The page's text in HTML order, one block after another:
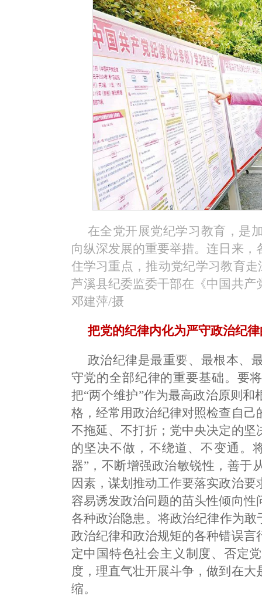
在全党开展党纪学习教育，是
向纵深发展的重要举措。连日来
住学习重点，推动党纪学习教育
芦溪县纪委监委干部在《中国共
邓建萍/摄
把党的纪律内化为严守政治纪
政治纪律是最重要、最根本、
守党的全部纪律的重要基础。要
把“两个维护”作为最高政治原则
格，经常用政治纪律对照检查自
不拖延、不打折；党中央决定的
的坚决不做，不绕道、不变通。
器”，不断增强政治敏锐性，善于
因素，谋划推动工作要落实政治
容易诱发政治问题的苗头性倾向
各种政治隐患。将政治纪律作为
政治纪律和政治规矩的各种错误
定中国特色社会主义制度、否定
度，理直气壮开展斗争，做到在
缩。